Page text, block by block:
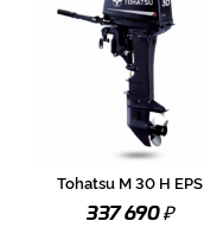
Tohatsu M 30 H EPS
337 690₽